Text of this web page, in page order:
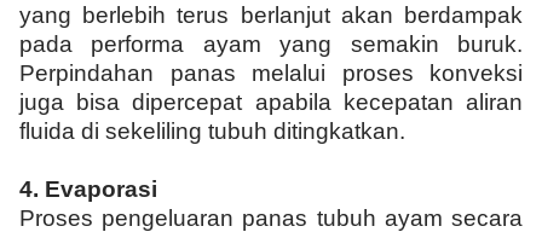
yang berlebih terus berlanjut akan berdampak
pada performa ayam yang semakin buruk.
Perpindahan panas melalui proses konveksi
juga bisa dipercepat apabila kecepatan aliran
fluida di sekeliling tubuh ditingkatkan.
4. Evaporasi
Proses pengeluaran panas tubuh ayam secara